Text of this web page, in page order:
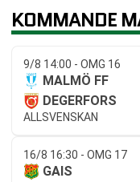
KOMMANDE
9/8 14:00 - OMG 16
MALMÖ FF
DEGERFORS
ALLSVENSKAN
16/8 16:30 - OMG 17
GAIS